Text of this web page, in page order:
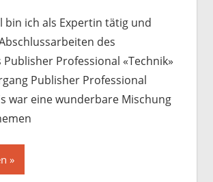
bin ich als Expertin tätig und
des
Publisher Professional «Technik»
Publisher Professional
war eine wunderbare Mischung